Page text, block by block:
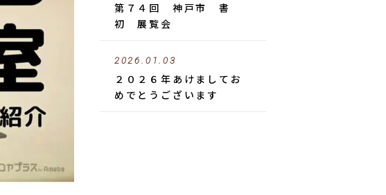
第７４回 神戸市 書
初 展覧会
2026.01.03
２０２６年あけましてお
めでとうございます